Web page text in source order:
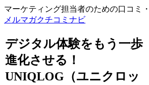
マーケティング担当者のための口コミ
メルマガクチコミナビ
デジタル体験をもう一歩
進化させる！
UNIQLOG（ユニクロッ